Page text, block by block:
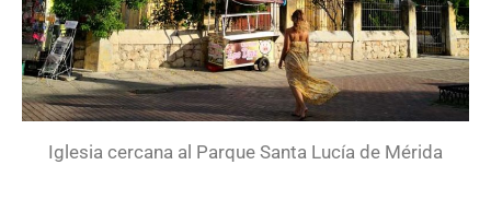
Iglesia cercana al Parque Santa Lucía de Mérida